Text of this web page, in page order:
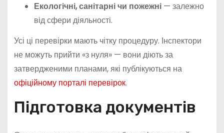
Екологічні, санітарні чи пожежні— залежно
від сфери діяльності.
Усі ці перевірки мають чітку процедуру. Інспектори
не можуть прийти «з нуля» — вони діють за
затвердженими планами, які публікуються на
офіційному порталі перевірок.
Підготовка документів